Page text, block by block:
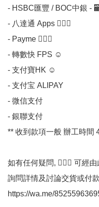
- HSBC匯豐 / BOC中銀 -
- 八達通 Apps 💁🏼‍♀
- Payme 💁🏼‍♀
- 轉數快 FPS ☺
- 支付寶HK ☺
- 支付宝 ALIPAY
- 微信支付
- 銀聯支付
** 收到款項一般 辦工時間
如有任何疑問, 💁🏼‍♀ 可經
詢問詳情及討論交貨或付
https://wa.me/